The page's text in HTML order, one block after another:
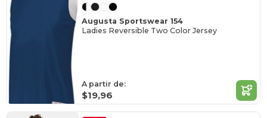
Augusta Sportswear 154
Ladies Reversible Two Color Jersey
A partir de:
$19,96